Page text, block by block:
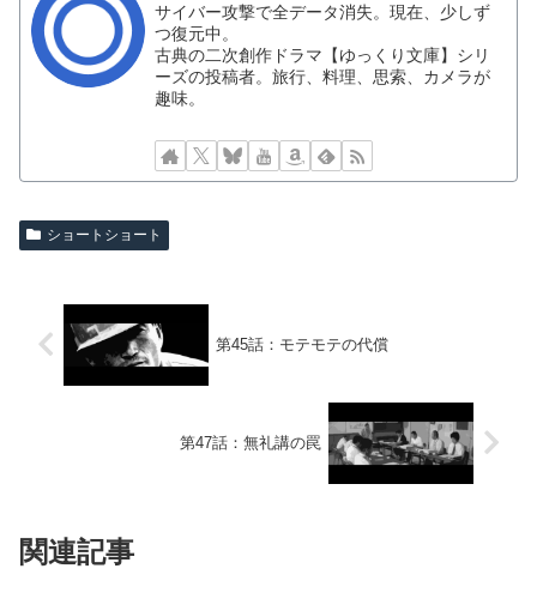
サイバー攻撃で全データ消失。現在、少しず
つ復元中。
古典の二次創作ドラマ【ゆっくり文庫】シリ
ーズの投稿者。旅行、料理、思索、カメラが
趣味。
ショートショート
第45話：モテモテの代償
第47話：無礼講の罠
関連記事